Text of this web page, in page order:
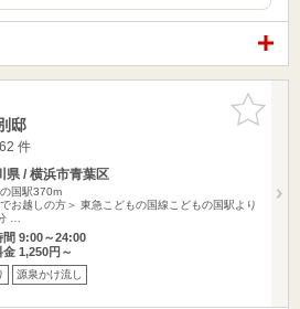
お気に入
りに追加
邸
件
県 / 横浜市青葉区
国駅370m
お越しの方＞ 東急こどもの国線こどもの国駅より
…
間 9:00～24:00
金 1,250円～
源泉かけ流し